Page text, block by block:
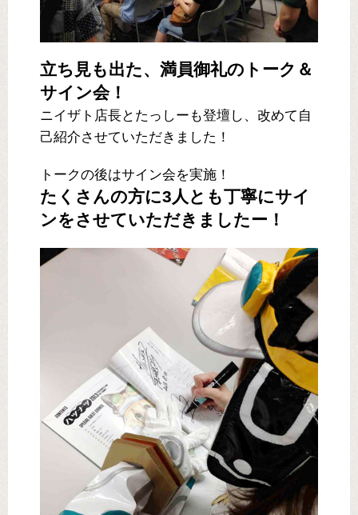
立ち見も出た、満員御礼のトーク＆
サイン会！
ニイザト店長とたっしーも登壇し、改めて自
己紹介させていただきました！
トークの後はサイン会を実施！
たくさんの方に3人とも丁寧にサイ
ンをさせていただきましたー！